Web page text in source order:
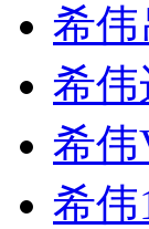
希
希伟
希
希伟